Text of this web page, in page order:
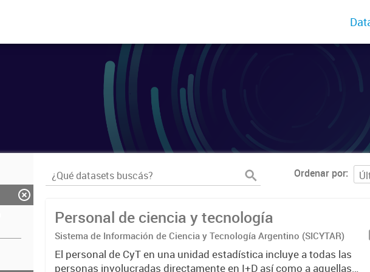
Ordenar por
Personal de ciencia y tecnología
Sistema de Información de Ciencia y Tecnología Argentino (SICYTAR)
El personal de CyT en una unidad estadística incluye a todas las
personas involucradas directamente en I+D así como a aquellas